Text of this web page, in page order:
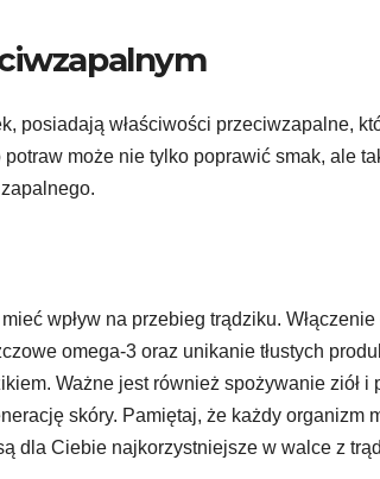
posiadają właściwości przeciwzapalne,
może nie tylko poprawić smak, ale
wpływ na przebieg trądziku. Włączenie
omega-3 oraz unikanie tłustych
Ważne jest również spożywanie ziół i
skóry. Pamiętaj, że każdy organizm
dla Ciebie najkorzystniejsze w walce z